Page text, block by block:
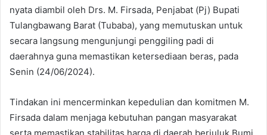
nyata diambil oleh Drs. M. Firsada, Penjabat (Pj) Bupati
Tulangbawang Barat (Tubaba), yang memutuskan untuk
secara langsung mengunjungi penggiling padi di
daerahnya guna memastikan ketersediaan beras, pada
Senin (24/06/2024).
Tindakan ini mencerminkan kepedulian dan komitmen M.
Firsada dalam menjaga kebutuhan pangan masyarakat